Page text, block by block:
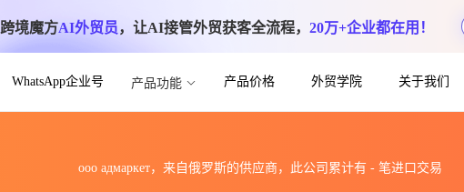
跨境魔方AI外贸员，让AI接管外贸获客全流程， 20万+企业都在用！
WhatsApp企业号 产品功能 产品价格 外贸学院 关于我们
ооо адмаркет，来自俄罗斯的供应商，此公司累计有 - 笔进口交易